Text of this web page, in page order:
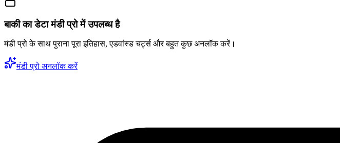
बाकी का डेटा मंडी प्रो में उपलब्ध है
मंडी प्रो के साथ पुराना पूरा इतिहास, एडवांस्ड चर्ट्स और बहुत कुछ अनलॉक करें।
मंडी प्रो अनलॉक करें